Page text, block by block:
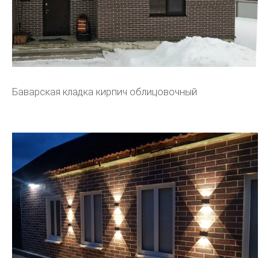
Баварская кладка кирпич облицовочный